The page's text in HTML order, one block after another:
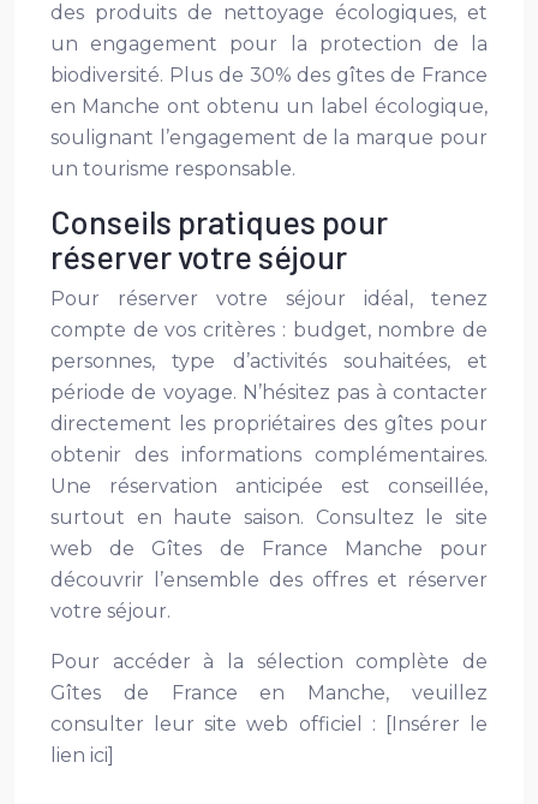
des produits de nettoyage écologiques, et
un engagement pour la protection de la
biodiversité. Plus de 30% des gîtes de France
en Manche ont obtenu un label écologique,
soulignant l’engagement de la marque pour
un tourisme responsable.
Conseils pratiques pour
réserver votre séjour
Pour réserver votre séjour idéal, tenez
compte de vos critères : budget, nombre de
personnes, type d’activités souhaitées, et
période de voyage. N’hésitez pas à contacter
directement les propriétaires des gîtes pour
obtenir des informations complémentaires.
Une réservation anticipée est conseillée,
surtout en haute saison. Consultez le site
web de Gîtes de France Manche pour
découvrir l’ensemble des offres et réserver
votre séjour.
Pour accéder à la sélection complète de
Gîtes de France en Manche, veuillez
consulter leur site web officiel : [Insérer le
lien ici]